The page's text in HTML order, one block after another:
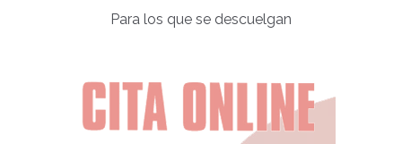
Para los que se descuelgan